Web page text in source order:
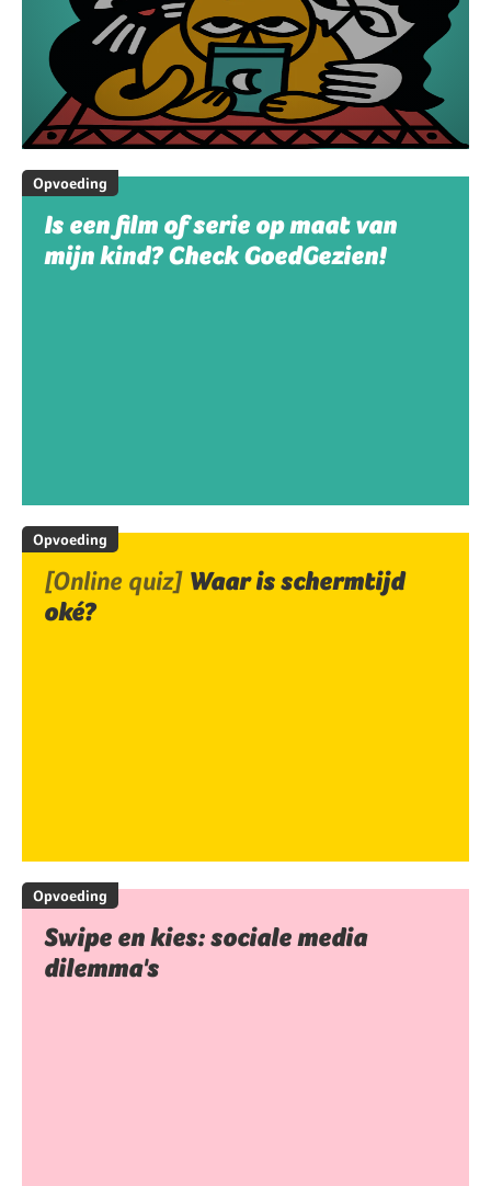
Opvoeding
Is een film of serie op maat van
mijn kind? Check GoedGezien!
Opvoeding
[Online quiz] Waar is schermtijd
oké?
Opvoeding
Swipe en kies: sociale media
dilemma's